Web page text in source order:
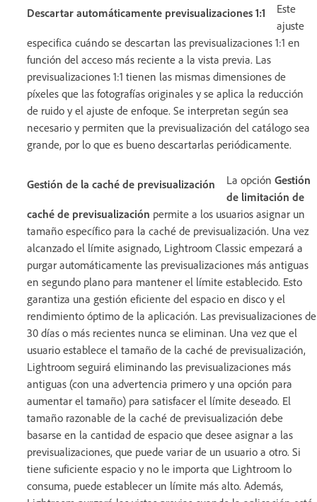
Descartar automáticamente previsualizaciones 1:1
Este
ajuste
especifica cuándo se descartan las previsualizaciones 1:1 en
función del acceso más reciente a la vista previa. Las
previsualizaciones 1:1 tienen las mismas dimensiones de
píxeles que las fotografías originales y se aplica la reducción
de ruido y el ajuste de enfoque. Se interpretan según sea
necesario y permiten que la previsualización del catálogo sea
grande, por lo que es bueno descartarlas periódicamente.
Gestión de la caché de previsualización La opción Gestión
de limitación de
caché de previsualización permite a los usuarios asignar un
tamaño específico para la caché de previsualización. Una vez
alcanzado el límite asignado, Lightroom Classic empezará a
purgar automáticamente las previsualizaciones más antiguas
en segundo plano para mantener el límite establecido. Esto
garantiza una gestión eficiente del espacio en disco y el
rendimiento óptimo de la aplicación. Las previsualizaciones de
30 días o más recientes nunca se eliminan. Una vez que el
usuario establece el tamaño de la caché de previsualización,
Lightroom seguirá eliminando las previsualizaciones más
antiguas (con una advertencia primero y una opción para
aumentar el tamaño) para satisfacer el límite deseado. El
tamaño razonable de la caché de previsualización debe
basarse en la cantidad de espacio que desee asignar a las
previsualizaciones, que puede variar de un usuario a otro. Si
tiene suficiente espacio y no le importa que Lightroom lo
consuma, puede establecer un límite más alto. Además,